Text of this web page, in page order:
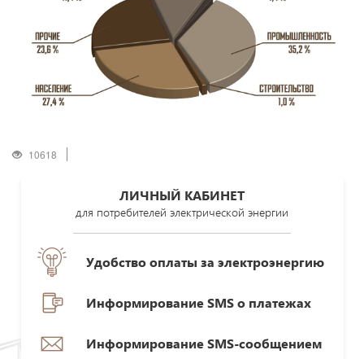
10618
ЛИЧНЫЙ КАБИНЕТ
для потребителей электрической энергии
Удобство оплаты за электроэнергию
Информирование SMS о платежах
Информирование SMS-сообщением